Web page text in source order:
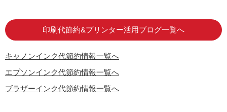
印刷代節約&プリンター活用ブログ一覧へ
キャノンインク代節約情報一覧へ
エプソンインク代節約情報一覧へ
ブラザーインク代節約情報一覧へ